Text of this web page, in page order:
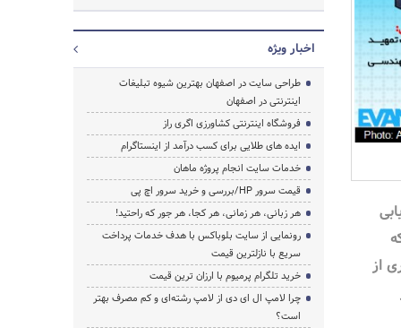
از
اخبار ویژه
طراحی سایت در اصفهان بهترین شیوه تبلیغات
اینترنتی در اصفهان
فروشگاه اینترنتی کشاورزی اگری راز
ایده های طلایی برای کسب درآمد از اینستاگرام
خدمات سایت انجام پروژه ماهان
قیمت سرور HP/بررسی و خرید سرور اچ پی
هر زبانی، هر زمانی، هر کجا، هر جور که راحتید!
رونمایی از سایت بلوباکس با هدف خدمات پرداخت
سریع با نازلترین قیمت
خرید تلگرام پرمیوم با ارزان ترین قیمت
چرا لامپ ال ای دی از لامپ رشته‌ای و کم مصرف بهتر
است؟